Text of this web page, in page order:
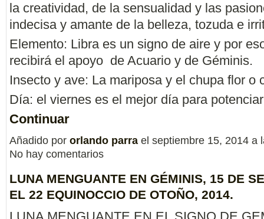
la creatividad, de la sensualidad y las
indecisa y amante de la belleza, tozuda e
Elemento: Libra es un signo de aire y por
recibirá el apoyo de Acuario y de Géminis.
Insecto y ave: La mariposa y el chupa flor o
Día: el viernes es el mejor día para
Continuar
Añadido por orlando parra el septiembre 15, 2014 a
No hay comentarios
LUNA MENGUANTE EN GÉMINIS, 15 DE
EL 22 EQUINOCCIO DE OTOÑO, 2014.